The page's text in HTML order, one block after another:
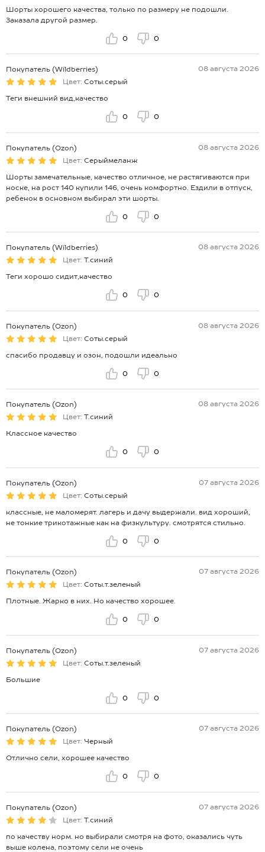
Шорты хорошего качества, только по размеру не подошли.
Заказала другой размер.
0 0
Покупатель (Wildberries)
08 августа 2026
Цвет: Соты.серый
Теги внешний вид,качество
0 0
Покупатель (Ozon)
08 августа 2026
Цвет: Серыймеланж
Шорты замечательные, качество отличное, не растягиваются при
носке, на рост 140 купили 146, очень комфортно. Ездили в отпуск,
ребенок в основном выбирал эти шорты.
0 0
Покупатель (Wildberries)
08 августа 2026
Цвет: Т.синий
Теги хорошо сидит,качество
0 0
Покупатель (Ozon)
08 августа 2026
Цвет: Соты.серый
спасибо продавцу и озон, подошли идеально
0 0
Покупатель (Ozon)
08 августа 2026
Цвет: Т.синий
Классное качество
0 0
Покупатель (Ozon)
07 августа 2026
Цвет: Соты.серый
классные, не маломерят. лагерь и дачу выдержали. вид хороший,
не тонкие трикотажные как на физкультуру. смотрятся стильно.
0 0
Покупатель (Ozon)
07 августа 2026
Цвет: Соты.т.зеленый
Плотные. Жарко в них. Но качество хорошее.
0 0
Покупатель (Ozon)
07 августа 2026
Цвет: Соты.т.зеленый
Большие
0 0
Покупатель (Ozon)
07 августа 2026
Цвет: Черный
Отлично сели, хорошее качество
0 0
Покупатель (Ozon)
07 августа 2026
Цвет: Т.синий
по качеству норм. но выбирали смотря на фото, оказались чуть
выше колена, поэтому сели не очень